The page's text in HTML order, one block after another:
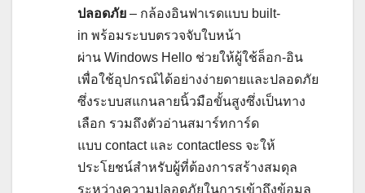
ปลอดภัย – กล้องอินฟาเรดแบบ built-
in พร้อมระบบตรวจจับใบหน้า
ผ่าน Windows Hello ช่วยให้ผู้ใช้ล็อก-อิน
เพื่อใช้อุปกรณ์ได้อย่างง่ายดายและปลอดภัย
ซึ่งระบบสแกนลายนิ้วมือขั้นสูงซึ่งเป็นทาง
เลือก รวมถึงตัวอ่านสมาร์ทการ์ด
แบบ contact และ contactless จะให้
ประโยชน์สำหรับผู้ที่ต้องการสร้างสมดุล
ระหว่างความปลอดภัยในการเข้าถึงข้อมูล